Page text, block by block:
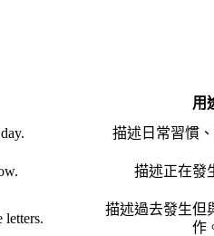
用
描述日常習慣
描述正在發
letters.
描述過去發生但
作